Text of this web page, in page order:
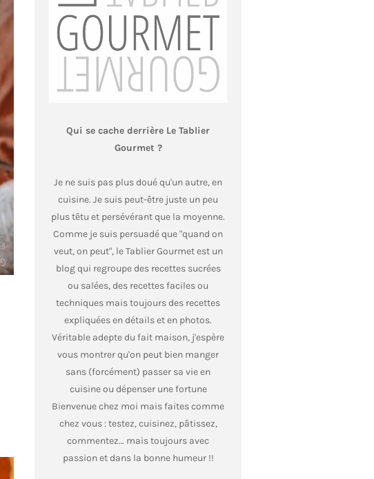
Qui se cache derrière Le Tablier
Gourmet ?
Je ne suis pas plus doué qu'un autre, en
cuisine. Je suis peut-être juste un peu
plus têtu et persévérant que la moyenne.
Comme je suis persuadé que "quand on
veut, on peut", le Tablier Gourmet est un
blog qui regroupe des recettes sucrées
ou salées, des recettes faciles ou
techniques mais toujours des recettes
expliquées en détails et en photos.
Véritable adepte du fait maison, j'espère
vous montrer qu'on peut bien manger
sans (forcément) passer sa vie en
cuisine ou dépenser une fortune
Bienvenue chez moi mais faites comme
chez vous : testez, cuisinez, pâtissez,
commentez… mais toujours avec
passion et dans la bonne humeur !!